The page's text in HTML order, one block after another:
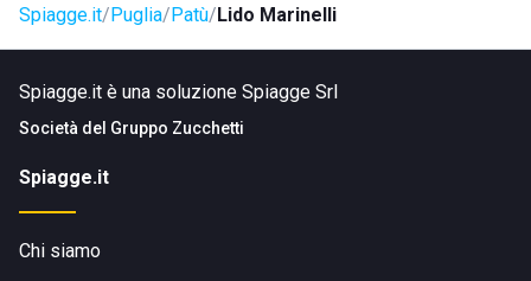
Spiagge.it Puglia Patù Lido Marinelli
Spiagge.it è una soluzione Spiagge Srl
Società del Gruppo Zucchetti
Spiagge.it
Chi siamo